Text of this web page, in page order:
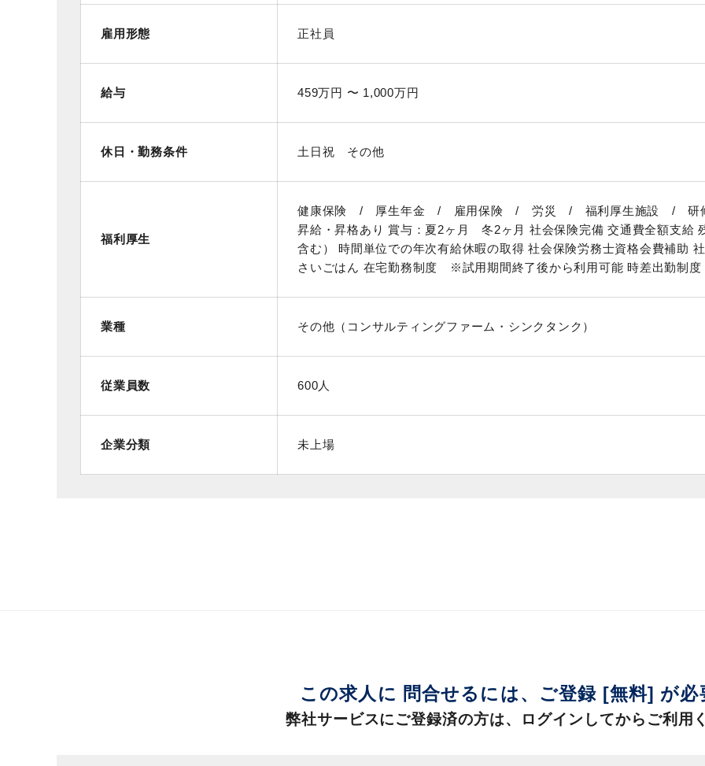
雇用形態 正社員
給与 459万円 〜 1,000万円
休日・勤務条件 土日祝 その他
福利厚生
健康保険 / 厚生年金 / 雇用保険 / 労災 / 福利厚生施設 /
昇給・昇格あり 賞与：夏2ヶ月 冬2ヶ月 社会保険完備 交通費全額支給
含む） 時間単位での年次有給休暇の取得 社会保険労務士資格会費補助
さいごはん 在宅勤務制度 ※試用期間終了後から利用可能 時差出勤制
業種 その他（コンサルティングファーム・シンクタンク）
従業員数 600人
企業分類 未上場
この求人に 問合せるには、 ご登録 [無料] が必
弊社サービスにご登録済の方は、 ログインしてからご利用